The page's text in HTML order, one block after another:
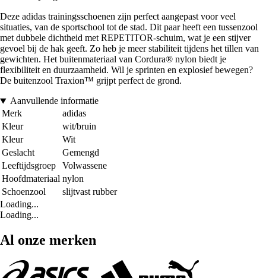
Deze adidas trainingsschoenen zijn perfect aangepast voor veel
situaties, van de sportschool tot de stad. Dit paar heeft een tussenzool
met dubbele dichtheid met REPETITOR-schuim, wat je een stijver
gevoel bij de hak geeft. Zo heb je meer stabiliteit tijdens het tillen van
gewichten. Het buitenmateriaal van Cordura® nylon biedt je
flexibiliteit en duurzaamheid. Wil je sprinten en explosief bewegen?
De buitenzool Traxion™ grijpt perfect de grond.
Aanvullende informatie
Merk
adidas
Kleur
wit/bruin
Kleur
Wit
Geslacht
Gemengd
Leeftijdsgroep
Volwassene
Hoofdmateriaal nylon
Schoenzool
slijtvast rubber
Loading...
Loading...
Al onze merken